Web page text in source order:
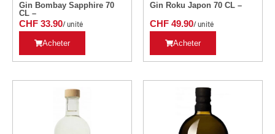
Gin Bombay Sapphire 70
CL –
CHF 33.90/ unité
Acheter
Gin Roku Japon 70 CL –
CHF 49.90/ unité
Acheter